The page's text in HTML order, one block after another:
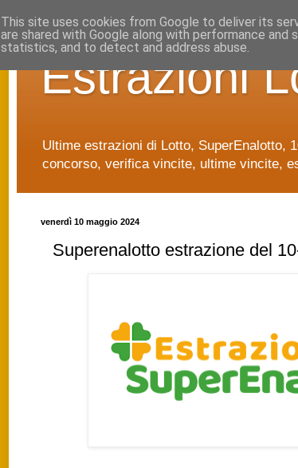
Estrazioni
Ultime estrazioni di Lotto, SuperEnalotto,
concorso, verifica vincite, ultime vincite,
venerdì 10 maggio 2024
Superenalotto estrazione del
This site uses cookies from Google to deliver its
are shared with Google along with performance
statistics, and to detect and address abuse.